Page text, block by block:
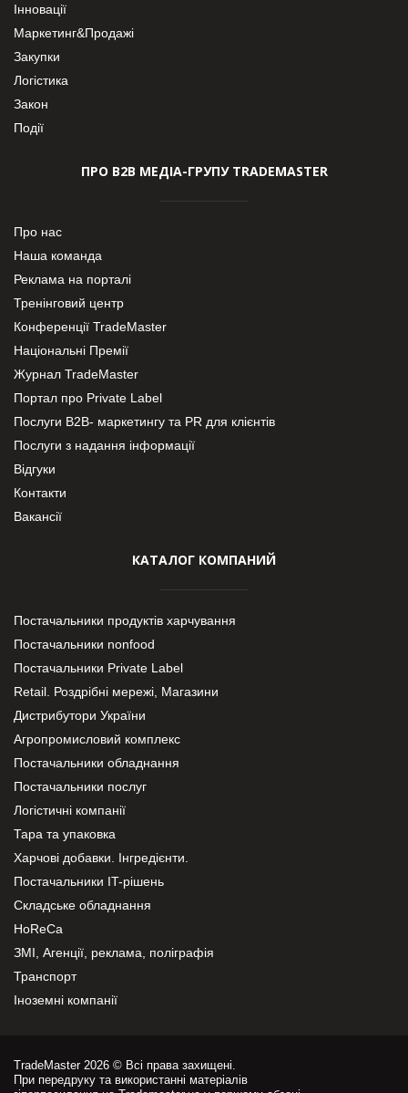
Інновації
Маркетинг&Продажі
Закупки
Логістика
Закон
Події
ПРО В2В МЕДІА-ГРУПУ TRADEMASTER
Про нас
Наша команда
Реклама на порталі
Тренінговий центр
Конференції TradeMaster
Національні Премії
Журнал TradeMaster
Портал про Private Label
Послуги В2В- маркетингу та PR для клієнтів
Послуги з надання інформації
Відгуки
Контакти
Вакансії
КАТАЛОГ КОМПАНИЙ
Постачальники продуктів харчування
Постачальники nonfood
Постачальники Private Label
Retail. Роздрібні мережі, Магазини
Дистрибутори України
Агропромисловий комплекс
Постачальники обладнання
Постачальники послуг
Логістичні компанії
Тара та упаковка
Харчові добавки. Інгредієнти.
Постачальники IT-рішень
Складське обладнання
HoReCa
ЗМІ, Агенції, реклама, поліграфія
Транспорт
Іноземні компанії
TradeMaster 2026 © Всі права захищені.
При передруку та використанні матеріалів